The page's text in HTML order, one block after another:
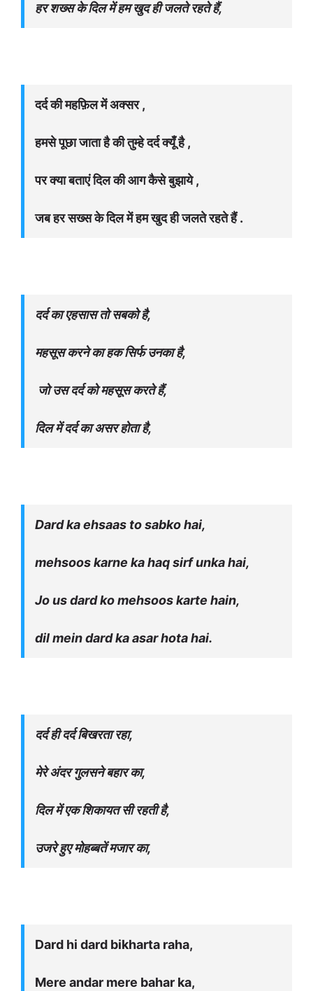
हर शख्स के दिल में हम खुद ही जलते रहते हैं,
दर्द की महफ़िल में अक्सर ,
हमसे पूछा जाता है की तुम्हे दर्द क्यूँ है ,
पर क्या बताएं दिल की आग कैसे बुझाये ,
जब हर सख्स के दिल में हम खुद ही जलते रहते हैं .
दर्द का एहसास तो सबको है,
महसूस करने का हक सिर्फ उनका है,
जोउस दर्द को महसूस करते हैं,
दिल में दर्द का असर होता है,
Dard ka ehsaas to sabko hai,
mehsoos karne ka haq sirf unka hai,
Jo us dard ko mehsoos karte hain,
dil mein dard ka asar hota hai.
दर्द ही दर्द बिखरता रहा,
मेरे अंदर गुलसने बहार का,
दिल में एक शिकायत सी रहती है,
उजरे हुए मोहब्बतें मजार का,
Dard hi dard bikharta raha,
Mere andar mere bahar ka,